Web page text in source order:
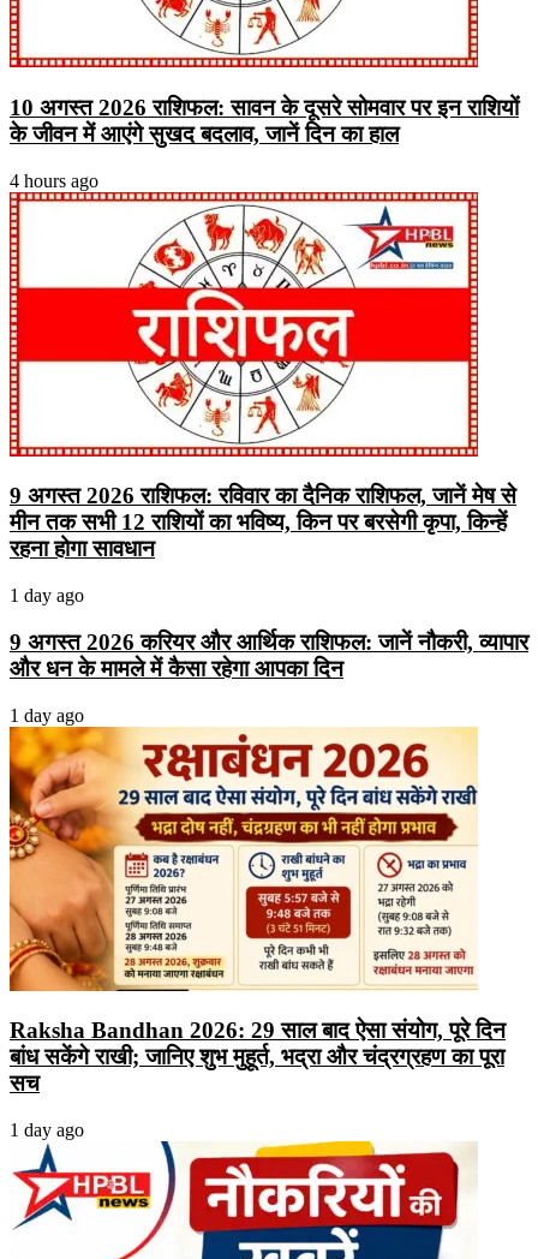
10 अगस्त 2026 राशिफल: सावन के दूसरे सोमवार पर इन राशियों
के जीवन में आएंगे सुखद बदलाव, जानें दिन का हाल
4 hours ago
9 अगस्त 2026 राशिफल: रविवार का दैनिक राशिफल, जानें मेष से
मीन तक सभी 12 राशियों का भविष्य, किन पर बरसेगी कृपा, किन्हें
रहना होगा सावधान
1 day ago
9 अगस्त 2026 करियर और आर्थिक राशिफल: जानें नौकरी, व्यापार
और धन के मामले में कैसा रहेगा आपका दिन
1 day ago
Raksha Bandhan 2026: 29 साल बाद ऐसा संयोग, पूरे दिन
बांध सकेंगे राखी; जानिए शुभ मुहूर्त, भद्रा और चंद्रग्रहण का पूरा
सच
1 day ago